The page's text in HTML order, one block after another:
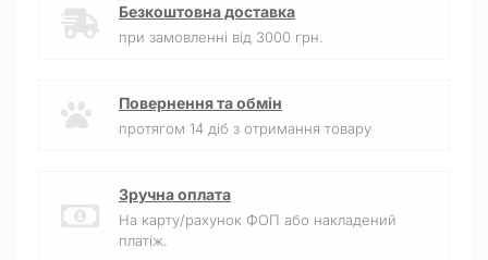
Безкоштовна доставка
при замовленні від 3000 грн.
Повернення та обмін
протягом 14 діб з отримання товару
Зручна оплата
На карту/рахунок ФОП або накладений
платіж.